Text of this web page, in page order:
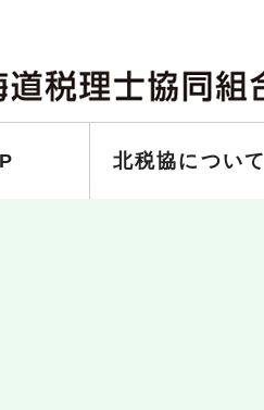
北税協について